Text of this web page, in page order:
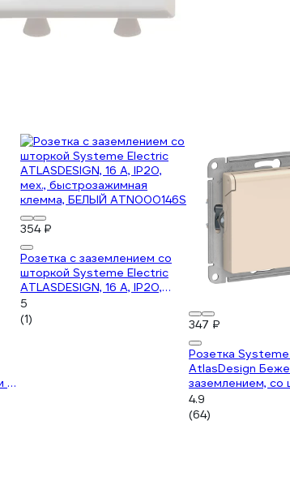
с
354 ₽
Розетка с заземлением со
шторкой Systeme Electric
ATLASDESIGN, 16 А, IP20,
мех., быстрозажимная
клемма, БЕЛЫЙ ATN000146S
5
(1)
347 ₽
Розетка
AtlasDesign
заземлением, со
крышкой, 16А
4.9
(64)